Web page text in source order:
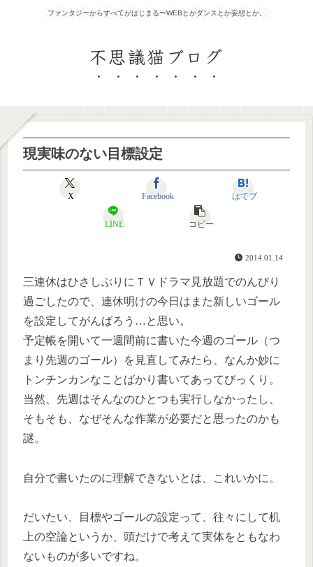
ファンタジーからすべてがはじまる〜WEBとかダンスとか妄想とか。
不思議猫ブログ
現実味のない目標設定
X Facebook はてブ
LINE コピー
2014.01.14
三連休はひさしぶりにＴＶドラマ見放題でのんびり
過ごしたので、連休明けの今日はまた新しいゴール
を設定してがんばろう…と思い。
予定帳を開いて一週間前に書いた今週のゴール（つ
まり先週のゴール）を見直してみたら、なんか妙に
トンチンカンなことばかり書いてあってびっくり。
当然、先週はそんなのひとつも実行しなかったし、
そもそも、なぜそんな作業が必要だと思ったのかも
謎。
自分で書いたのに理解できないとは、これいかに。
だいたい、目標やゴールの設定って、往々にして机
上の空論というか、頭だけで考えて実体をともなわ
ないものが多いですね。